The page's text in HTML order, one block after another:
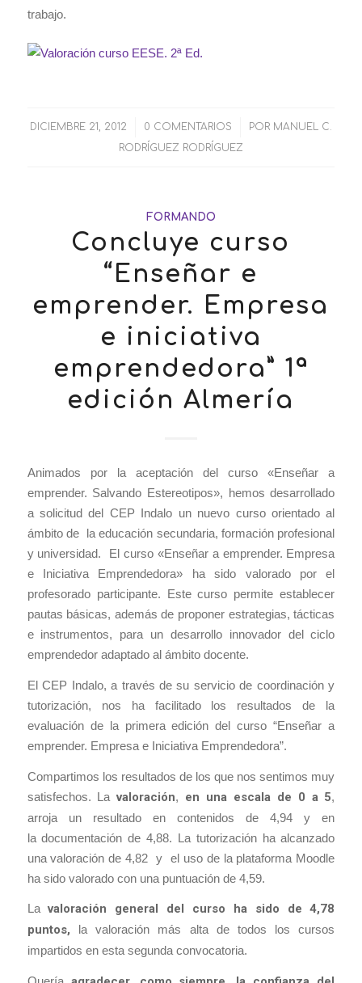
trabajo.
DICIEMBRE 21, 2012
/ 0 COMENTARIOS
/ POR MANUEL C.
RODRÍGUEZ RODRÍGUEZ
FORMANDO
Concluye curso
“Enseñar e
emprender. Empresa
e iniciativa
emprendedora” 1ª
edición Almería
Animados por la aceptación del curso «Enseñar a
emprender. Salvando Estereotipos», hemos desarrollado
a solicitud del CEP Indalo un nuevo curso orientado al
ámbito de la educación secundaria, formación profesional
y universidad. El curso «Enseñar a emprender. Empresa
e Iniciativa Emprendedora» ha sido valorado por el
profesorado participante. Este curso permite establecer
pautas básicas, además de proponer estrategias, tácticas
e instrumentos, para un desarrollo innovador del ciclo
emprendedor adaptado al ámbito docente.
El CEP Indalo, a través de su servicio de coordinación y
tutorización, nos ha facilitado los resultados de la
evaluación de la primera edición del curso “Enseñar a
emprender. Empresa e Iniciativa Emprendedora”.
Compartimos los resultados de los que nos sentimos muy
satisfechos. Lavaloración, en una escala de 0 a 5,
arroja un resultado en contenidos de 4,94 y en
la documentación de 4,88. La tutorización ha alcanzado
una valoración de 4,82 y el uso de la plataforma Moodle
ha sido valorado con una puntuación de 4,59.
Lavaloración general del curso ha sido de 4,78
puntos, la valoración más alta de todos los cursos
impartidos en esta segunda convocatoria.